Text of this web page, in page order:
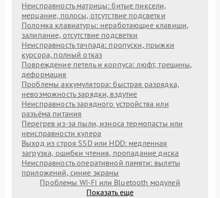
Неисправность матрицы: битые пиксели,
мерцание, полосы, отсутствие подсветки
Поломка клавиатуры: неработающие клавиши,
залипание, отсутствие подсветки
Неисправность тачпада: пропуски, прыжки
курсора, полный отказ
Повреждение петель и корпуса: люфт, трещины,
деформация
Проблемы аккумулятора: быстрая разрядка,
невозможность зарядки, вздутие
Неисправность зарядного устройства или
разъёма питания
Перегрев из‑за пыли, износа термопасты или
неисправности кулера
Выход из строя SSD или HDD: медленная
загрузка, ошибки чтения, пропадание диска
Неисправность оперативной памяти: вылеты
приложений, синие экраны
Проблемы Wi‑Fi или Bluetooth модулей
Показать еще